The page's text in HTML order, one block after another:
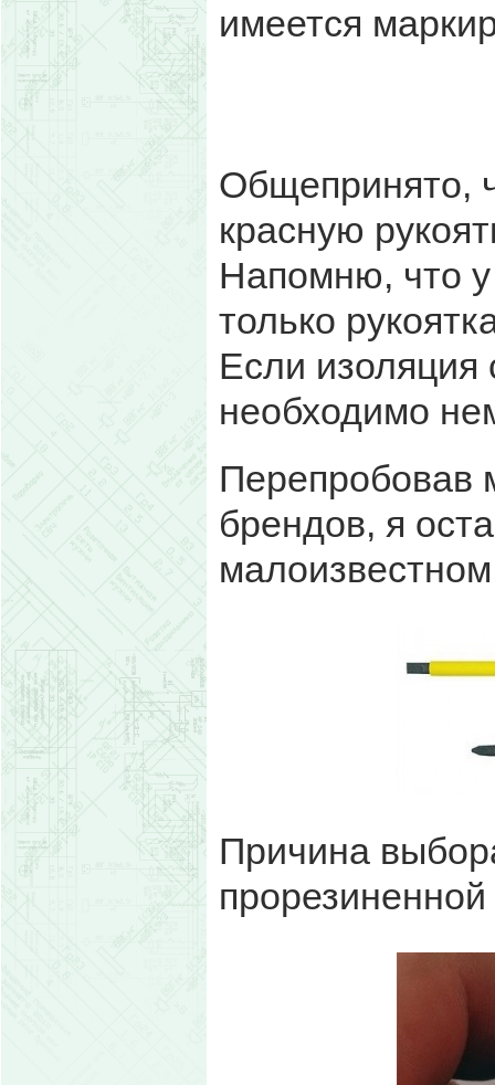
имеется
Общепринято,
красную
Напомню, что у
только
Если изоляция
необходимо
Перепробовав
брендов, я
Причина
прорезиненной